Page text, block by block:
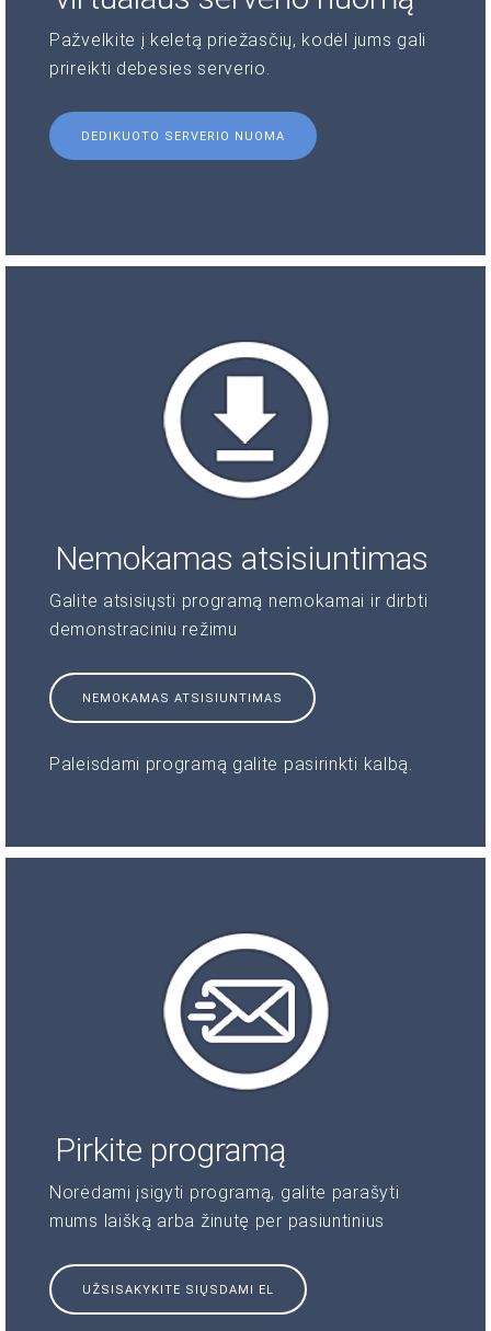
Pažvelkite į keletą priežasčių, kodėl jums gali
prireikti debesies serverio.
DEDIKUOTO SERVERIO NUOMA
Nemokamas atsisiuntimas
Galite atsisiųsti programą nemokamai ir dirbti
demonstraciniu režimu
NEMOKAMAS ATSISIUNTIMAS
Paleisdami programą galite pasirinkti kalbą.
Pirkite programą
Norėdami įsigyti programą, galite parašyti
mums laišką arba žinutę per pasiuntinius
UŽSISAKYKITE SIŲSDAMI EL